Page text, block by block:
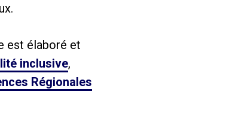
est élaboré et
inclusive,
Régionales